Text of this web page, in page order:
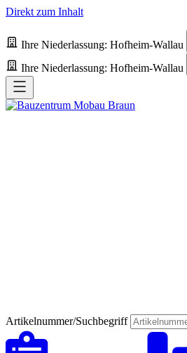
Direkt zum Inhalt
Ihre Niederlassung: Hofheim-Wallau
Ihre Niederlassung: Hofheim-Wallau
Artikelnummer/Suchbegriff